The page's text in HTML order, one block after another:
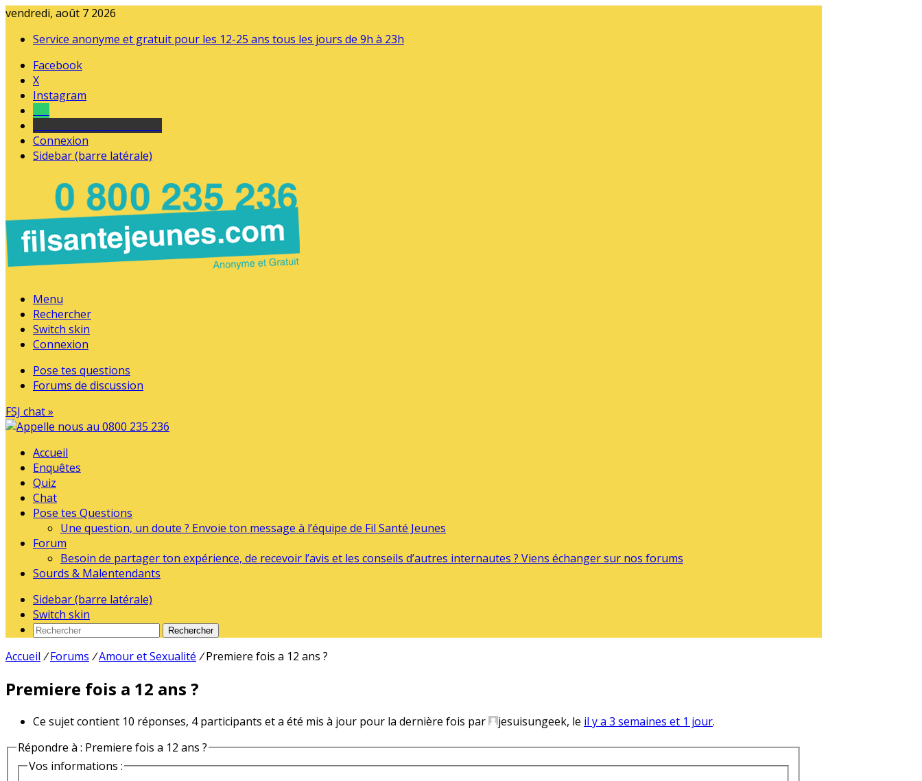
vendredi, août 7 2026
Service anonyme et gratuit pour les 12-25 ans tous les jours de 9h à 23h
Facebook
X
Instagram
Connexion
Sidebar (barre latérale)
Menu
Rechercher
Switch skin
Connexion
Pose tes questions
Forums de discussion
FSJ chat »
Accueil
Enquêtes
Quiz
Chat
Pose tes Questions
Une question, un doute ? Envoie ton message à l’équipe de Fil Santé Jeunes
Forum
Besoin de partager ton expérience, de recevoir l’avis et les conseils d’autres internautes ? Viens échanger sur nos forums
Sourds & Malentendants
Sidebar (barre latérale)
Switch skin
Rechercher
Accueil / Forums /Amour et Sexualité / Premiere fois a 12 ans ?
Premiere fois a 12 ans ?
Ce sujet contient 10 réponses, 4 participants et a été mis à jour pour la dernière fois par jesuisungeek, le il y a 3 semaines et 1 jour.
Répondre à : Premiere fois a 12 ans ?
Vos informations :